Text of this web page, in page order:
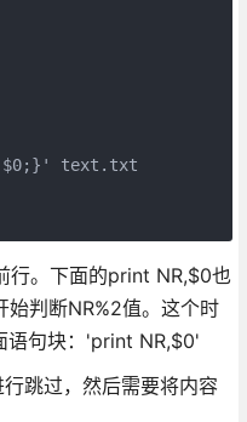
text.txt
行。下面的print NR,$0也
始判断NR%2值。这个时
语句块：'print NR,$0'
跳过，然后需要将内容